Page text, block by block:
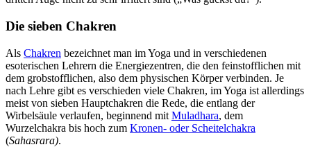
Die sieben Chakren
Als Chakren bezeichnet man im Yoga und in verschiedenen
esoterischen Lehrern die Energiezentren, die den feinstofflichen mit
dem grobstofflichen, also dem physischen Körper verbinden. Je
nach Lehre gibt es verschieden viele Chakren, im Yoga ist allerdings
meist von sieben Hauptchakren die Rede, die entlang der
Wirbelsäule verlaufen, beginnend mit Muladhara, dem
Wurzelchakra bis hoch zum Kronen- oder Scheitelchakra
(Sahasrara).